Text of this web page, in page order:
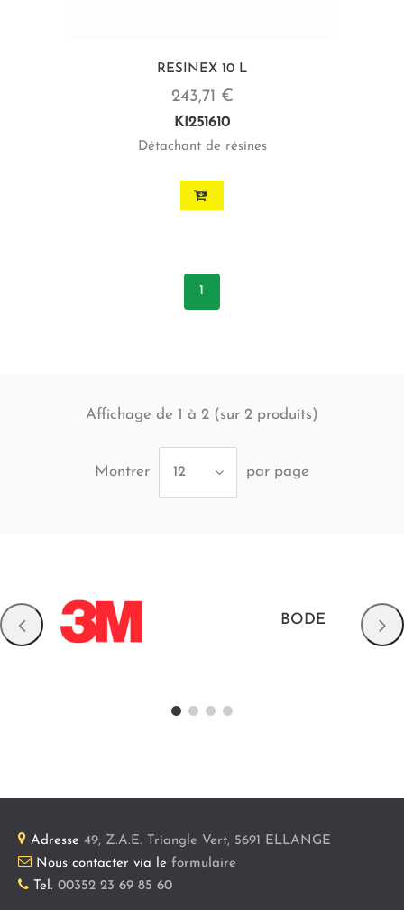
RESINEX 10 L
243,71 €
KI251610
Détachant de résines
1
Affichage de 1 à 2 (sur 2 produits)
Montrer 12 par page
BODE
Adresse 49, Z.A.E. Triangle Vert, 5691
ELLANGE
Nous contacter via le formulaire
Tel. 00352 23 69 85 60